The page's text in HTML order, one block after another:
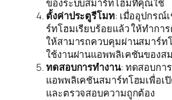
ของระบบสมาร์ทโฮมที่คุณใช้
ตั้งค่าประตูรีโมท: เมื่ออุปกรณ์
ร์ทโฮมเรียบร้อยแล้ว ให้ทำกา
ให้สามารถควบคุมผ่านสมาร์ท
ใช้งานผ่านแอพพลิเคชันของส
ทดสอบการทำงาน: ทดสอบกา
แอพพลิเคชันสมาร์ทโฮมเพื่อเ
และตรวจสอบความถูกต้อง